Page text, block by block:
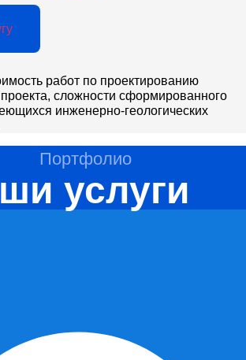
работ по проектированию
проекта, сложности сформированного
инженерно-геологических
Портфолио
услуги